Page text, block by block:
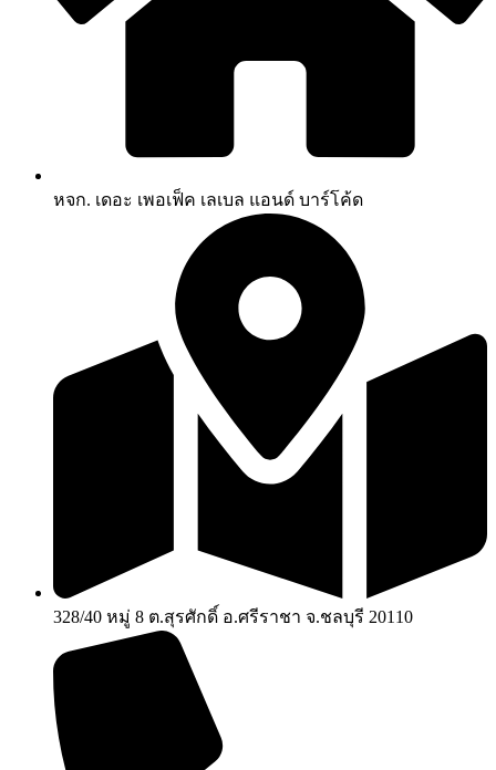
หจก. เดอะ เพอเฟ็ค เลเบล แอนด์ บาร์โค้ด
328/40 หมู่ 8 ต.สุรศักดิ์ อ.ศรีราชา จ.ชลบุรี 20110